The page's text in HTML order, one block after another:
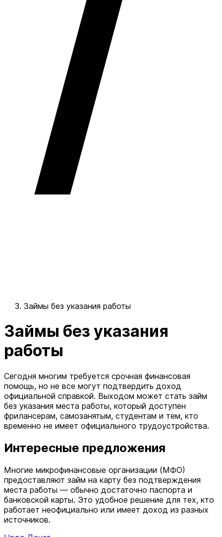
Займы без указания работы
Займы без указания
работы
Сегодня многим требуется срочная финансовая
помощь, но не все могут подтвердить доход
официальной справкой. Выходом может стать займ
без указания места работы, который доступен
фрилансерам, самозанятым, студентам и тем, кто
временно не имеет официального трудоустройства.
Интересные предложения
Многие микрофинансовые организации (МФО)
предоставляют займ на карту без подтверждения
места работы — обычно достаточно паспорта и
банковской карты. Это удобное решение для тех, кто
работает неофициально или имеет доход из разных
источников.